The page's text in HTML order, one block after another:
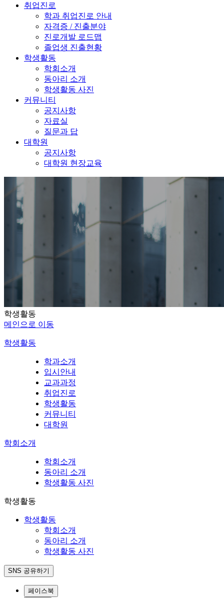
취업진로
학과 취업진로 안내
자격증 / 진출분야
진로개발 로드맵
졸업생 진출현황
학생활동
학회소개
동아리 소개
학생활동 사진
커뮤니티
공지사항
자료실
질문과 답
대학원
공지사항
대학원 현장교육
학생활동
메인으로 이동
학생활동
학과소개
입시안내
교과과정
취업진로
학생활동
커뮤니티
대학원
학회소개
학회소개
동아리 소개
학생활동 사진
학생활동
학생활동
학회소개
동아리 소개
학생활동 사진
SNS 공유하기
페이스북